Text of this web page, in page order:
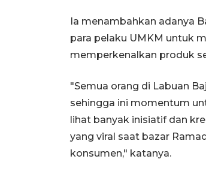
Ia menambahkan adanya
para pelaku UMKM untuk
memperkenalkan produk
"Semua orang di Labuan
sehingga ini momentum
lihat banyak inisiatif dan
yang viral saat bazar
konsumen," katanya.